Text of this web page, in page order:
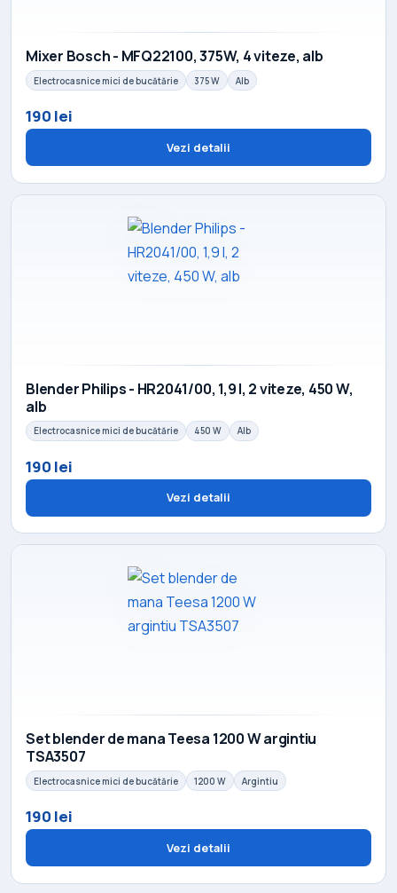
Mixer Bosch - MFQ22100, 375W, 4 viteze, alb
Electrocasnice mici de bucătărie 375 W Alb
190 lei
Vezi detalii
Blender Philips - HR2041/00, 1,9 l, 2 viteze, 450 W,
alb
Electrocasnice mici de bucătărie 450 W Alb
190 lei
Vezi detalii
Set blender de mana Teesa 1200 W argintiu
TSA3507
Electrocasnice mici de bucătărie 1200 W Argintiu
190 lei
Vezi detalii